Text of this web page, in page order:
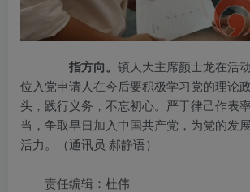
指方向。 镇人大主席颜士龙在活
位入党申请人在今后要积极学习党的理论
头，践行义务，不忘初心。严于律己作表
当，争取早日加入中国共产党，为党的发
活力。（通讯员 郝静语）
责任编辑：杜伟